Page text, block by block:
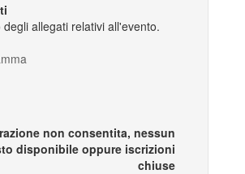
degli allegati relativi all'evento.
non consentita, nessun
disponibile oppure iscrizioni
chiuse